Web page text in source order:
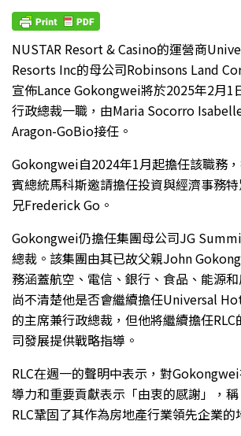
NUSTAR Resort & Casino的運營商
Resorts Inc的母公司Robinsons Land
宣佈Lance Gokongwei將於2025年2月1
行政總裁一職，由Maria Socorro
Aragon-GoBio接任。
Gokongwei自2024年1月起擔任該職務
賓總統馬科斯邀請擔任投資與經濟事務
兄Frederick Go。
Gokongwei仍擔任集團母公司JG
總裁。該集團由其已故父親John
務涵蓋航空、電信、銀行、食品、能源
尚不清楚他是否會繼續擔任Universal
的主席兼行政總裁，但他將繼續擔任
司發展提供戰略指導。
RLC在週一的聲明中表示，對
導力和重要貢獻表示「由衷的感謝」，稱
RLC鞏固了其作為房地產行業領先企業的